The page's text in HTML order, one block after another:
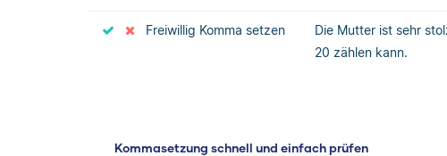
Freiwillig Komma setzen Die Mutter ist sehr
20 zählen kann.
Kommasetzung schnell und einfach prüfen